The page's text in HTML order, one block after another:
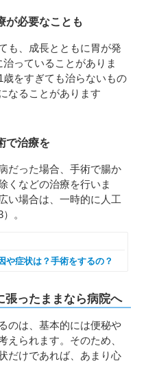
が必要なことも
も、成長とともに胃が発
っていることがありま
をすぎても治らないもの
なることがあります
で治療を
だった場合、手術で腸か
くなどの治療を行いま
い場合は、一時的に人工
。
や症状は？手術をするの？
張ったままなら病院へ
のは、基本的には便秘や
えられます。そのため、
だけであれば、あまり心